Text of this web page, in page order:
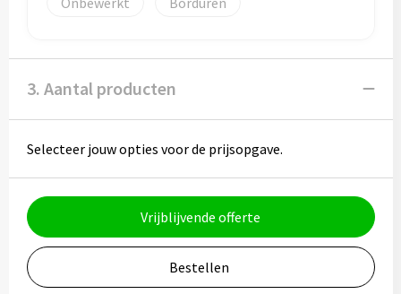
Drinkbekers
Thermosflessen
Thermosbekers
Mokken & kopjes
3. Aantal producten
Selecteer jouw opties voor de prijsopgave.
Vrijblijvende offerte
Bestellen